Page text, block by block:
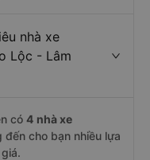
nhà xe
Lộc - Lâm
có 4 nhà xe
cho bạn nhiều lựa